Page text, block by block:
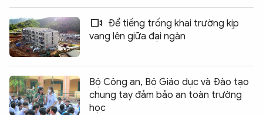
Để tiếng trống khai trường kịp
vang lên giữa đại ngàn
Bộ Công an, Bộ Giáo dục và Đào tạo
chung tay đảm bảo an toàn trường
học